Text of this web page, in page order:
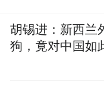
胡锡进：新西兰
狗，竟对中国如